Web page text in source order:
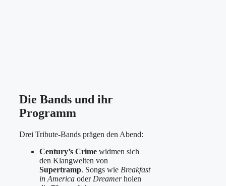
Die Bands und ihr
Programm
Drei Tribute-Bands prägen den Abend:
Century’s Crime widmen sich
den Klangwelten von
Supertramp. Songs wie Breakfast
in America oder Dreamerholen